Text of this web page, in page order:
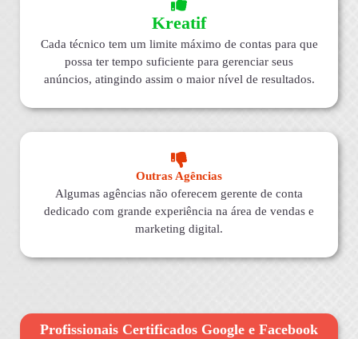
Kreatif
Cada técnico tem um limite máximo de contas para que
possa ter tempo suficiente para gerenciar seus
anúncios, atingindo assim o maior nível de resultados.
Outras Agências
Algumas agências não oferecem gerente de conta
dedicado com grande experiência na área de vendas e
marketing digital.
Profissionais Certificados Google e Facebook